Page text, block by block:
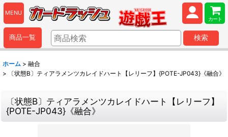
MENU
カート
商品一覧 検索
ホーム > 融合
>
〔状態B〕ティアラメンツカレイドハート【レリーフ】{POTE-JP043}《融合》
〔状態B〕ティアラメンツカレイドハート【レリーフ】
{POTE-JP043}《融合》